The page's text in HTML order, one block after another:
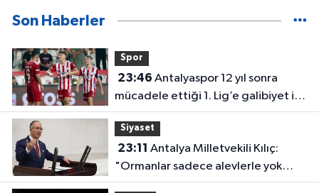
Son Haberler
Spor
23:46
mücadele ettiği 1. Lig’e galibiyet ile
başladı
Siyaset
23:11
"Ormanlar sadece alevlerle yok
olmuyor"